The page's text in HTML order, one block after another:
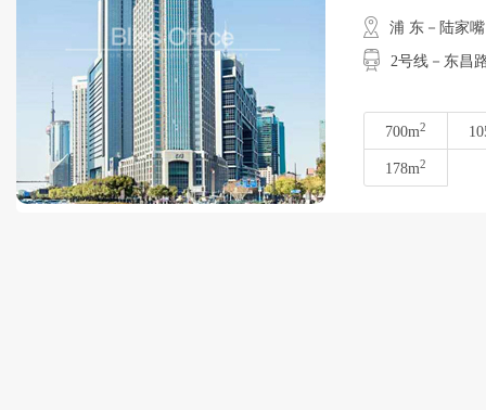
浦 东－陆家嘴
2号线－东昌
700m2
178m2